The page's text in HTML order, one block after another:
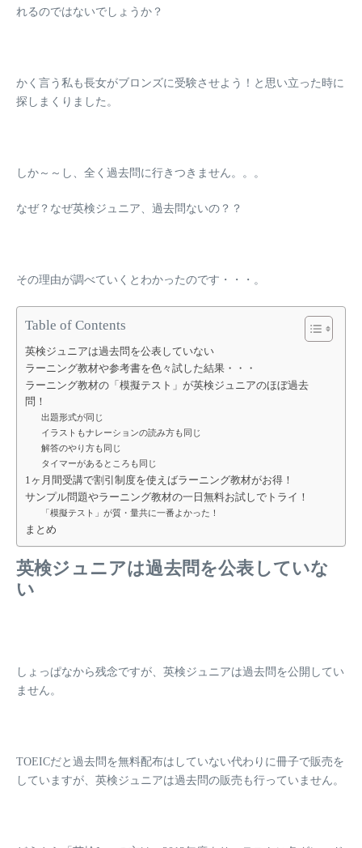
れるのではないでしょうか？
かく言う私も長女がブロンズに受験させよう！と思い立った時に
探しまくりました。
しか～～し、全く過去問に行きつきません。。。
なぜ？なぜ英検ジュニア、過去問ないの？？
その理由が調べていくとわかったのです・・・。
Table of Contents
英検ジュニアは過去問を公表していない
ラーニング教材や参考書を色々試した結果・・・
ラーニング教材の「模擬テスト」が英検ジュニアのほぼ過去
問！
出題形式が同じ
イラストもナレーションの読み方も同じ
解答のやり方も同じ
タイマーがあるところも同じ
1ヶ月間受講で割引制度を使えばラーニング教材がお得！
サンプル問題やラーニング教材の一日無料お試しでトライ！
「模擬テスト」が質・量共に一番よかった！
まとめ
英検ジュニアは過去問を公表していな
い
しょっぱなから残念ですが、英検ジュニアは過去問を公開してい
ません。
TOEICだと過去問を無料配布はしていない代わりに冊子で販売を
していますが、 英検ジュニアは過去問の販売も行っていません。